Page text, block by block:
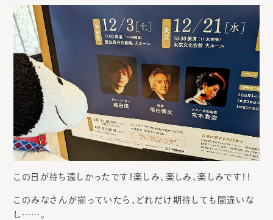
この日が待ち遠しかったです！楽しみ、楽しみ、楽しみです！！
このみなさんが揃っていたら、どれだけ期待しても間違いな
し……。